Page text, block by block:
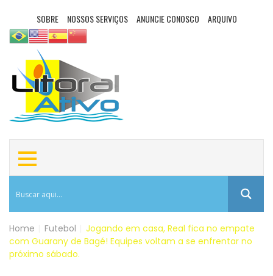
SOBRE NOSSOS SERVIÇOS ANUNCIE CONOSCO ARQUIVO
Home Futebol
Jogando em casa, Real fica no empate
com Guarany de Bagé! Equipes voltam a se enfrentar no
próximo sábado.